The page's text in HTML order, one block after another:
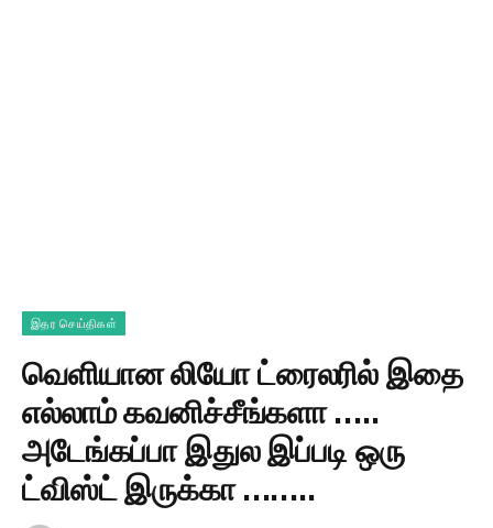
இதர செய்திகள்
வெளியான லியோ ட்ரைலரில் இதை
எல்லாம் கவனிச்சீங்களா …..
அடேங்கப்பா இதுல இப்படி ஒரு
ட்விஸ்ட் இருக்கா ……..